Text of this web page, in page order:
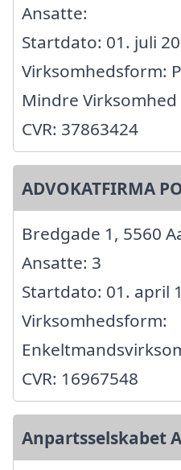
Ansatte:
Startdato: 01. juli
Virksomhedsform:
Mindre Virksomhed
CVR: 37863424
ADVOKATFIRMA
Bredgade 1, 5560
Ansatte: 3
Startdato: 01. april
Virksomhedsform:
CVR: 16967548
Anpartsselskabet